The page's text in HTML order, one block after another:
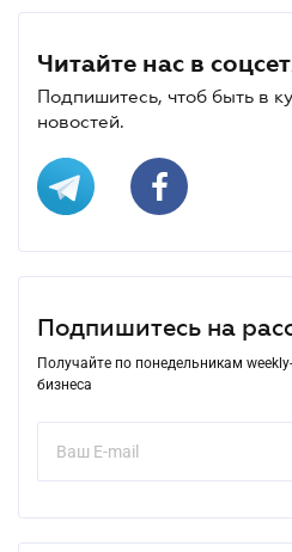
Читайте нас в
Подпишитесь, чтоб быть в
новостей.
Подпишитесь на
Получайте по понедельникам
бизнеса